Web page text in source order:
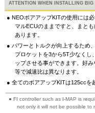
ATTENTION WHEN INSTALLING
NEOボアアップKITの使用には
マルECUのままですと、まと
あります。
パワーとトルクが向上するため
プロケットを3から5T少なくし
ップさせる事ができます。好
等で減速比は異なります。
全てのボアアップKITは125ccを
FI controller such as I-MAP is
not only it will not be possible to